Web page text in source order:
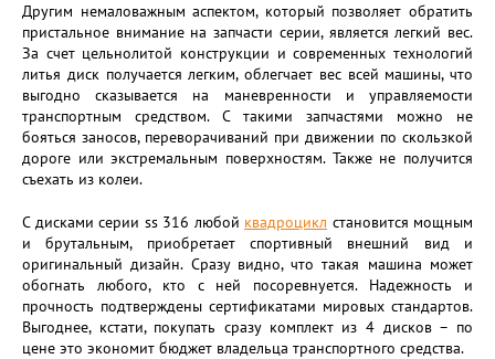
Другим немаловажным аспектом, который позволяет обратить
пристальное внимание на запчасти серии, является легкий вес.
За счет цельнолитой конструкции и современных технологий
литья диск получается легким, облегчает вес всей машины, что
выгодно сказывается на маневренности и управляемости
транспортным средством. С такими запчастями можно не
бояться заносов, переворачиваний при движении по скользкой
дороге или экстремальным поверхностям. Также не получится
съехать из колеи.
С дисками серии ss 316 любой квадроцикл становится мощным
и брутальным, приобретает спортивный внешний вид и
оригинальный дизайн. Сразу видно, что такая машина может
обогнать любого, кто с ней посоревнуется. Надежность и
прочность подтверждены сертификатами мировых стандартов.
Выгоднее, кстати, покупать сразу комплект из 4 дисков – по
цене это экономит бюджет владельца транспортного средства.